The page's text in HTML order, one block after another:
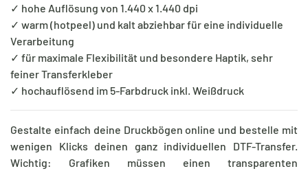
✓ hohe Auflösung von 1.440 x 1.440 dpi
✓ warm (hotpeel) und kalt abziehbar für eine individuelle
Verarbeitung
✓ für maximale Flexibilität und besondere Haptik, sehr
feiner Transferkleber
✓ hochauflösend im 5-Farbdruck inkl. Weißdruck
Gestalte einfach deine Druckbögen online und bestelle mit
wenigen Klicks deinen ganz individuellen DTF-Transfer.
Wichtig: Grafiken müssen einen transparenten